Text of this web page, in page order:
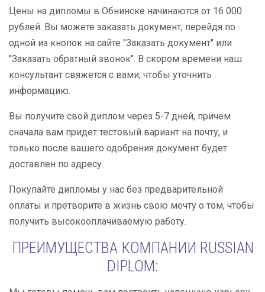
Цены на дипломы в Обнинске начинаются от 16 000
рублей. Вы можете заказать документ, перейдя по
одной из кнопок на сайте "Заказать документ" или
"Заказать обратный звонок". В скором времени наш
консультант свяжется с вами, чтобы уточнить
информацию.
Вы получите свой диплом через 5-7 дней, причем
сначала вам придет тестовый вариант на почту, и
только после вашего одобрения документ будет
доставлен по адресу.
Покупайте дипломы у нас без предварительной
оплаты и претворите в жизнь свою мечту о том, чтобы
получить высокооплачиваемую работу.
ПРЕИМУЩЕСТВА КОМПАНИИ RUSSIAN
DIPLOM: